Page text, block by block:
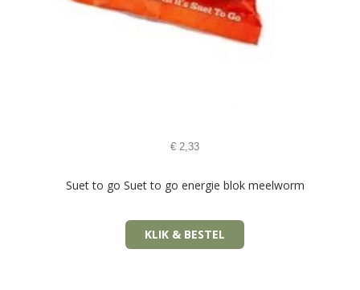
€ 2,33
Suet to go Suet to go energie blok meelworm
KLIK & BESTEL